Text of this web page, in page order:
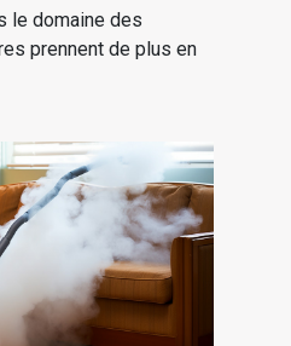
le domaine des
prennent de plus en